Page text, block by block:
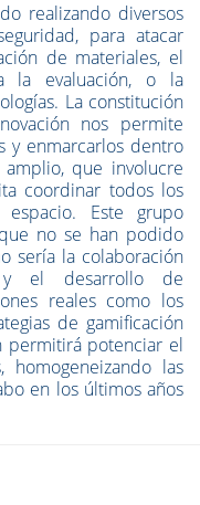
realizando diversos
para atacar
de materiales, el
la evaluación, o la
La constitución
nos permite
y enmarcarlos dentro
que involucre
coordinar todos los
Este grupo
no se han podido
sería la colaboración
y el desarrollo de
reales como los
de gamificación
permitirá potenciar el
homogeneizando las
en los últimos años